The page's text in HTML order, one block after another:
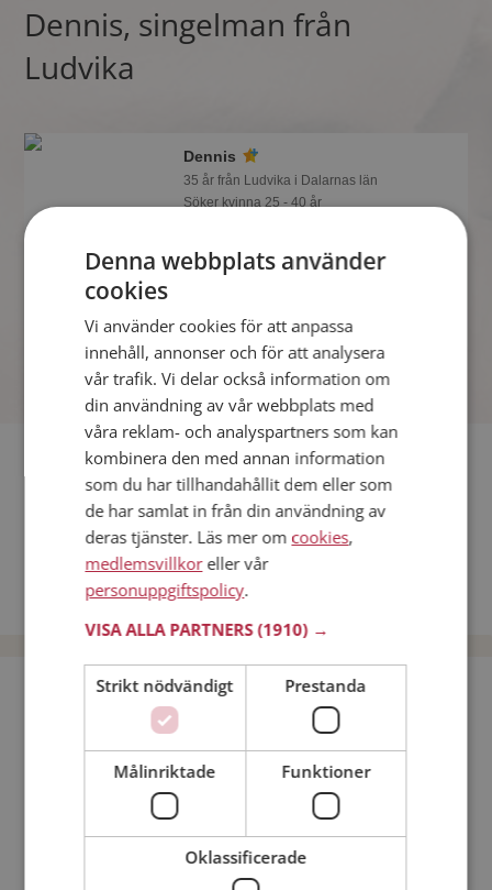
Dennis, singelman från
Ludvika
Dennis
35 år från Ludvika i Dalarnas län
Söker kvinna 25 - 40 år
Mötesplatsen och se om Dennis är
tankspridd eller händig! Det är enklare
Online nu!
Fler singlar
Fler singelmän från Ludvika:Thomas,Örjan,Dadir
Kvinnor från Ludvika
Dejta kvinnor i Sverige
Dejta män i Sverige
Bli medlem utan kostnad!
Jag är en: Man Kvinna
Min ålder:
Denna webbplats använder
cookies
Vi använder cookies för att anpassa
innehåll, annonser och för att analysera
vår trafik. Vi delar också information om
din användning av vår webbplats med
våra reklam- och analyspartners som kan
kombinera den med annan information
som du har tillhandahållit dem eller som
de har samlat in från din användning av
deras tjänster. Läs mer om cookies,
medlemsvillkoreller vår
personuppgiftspolicy.
VISA ALLA PARTNERS(1910) →
Strikt nödvändigt Prestanda
Målinriktade Funktioner
Oklassificerade